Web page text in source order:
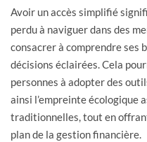
Avoir un accès simplifié
perdu à naviguer dans des
consacrer à comprendre ses
décisions éclairées. Cela
personnes à adopter des
ainsi l’empreinte écologique
traditionnelles, tout en
plan de la gestion financière.